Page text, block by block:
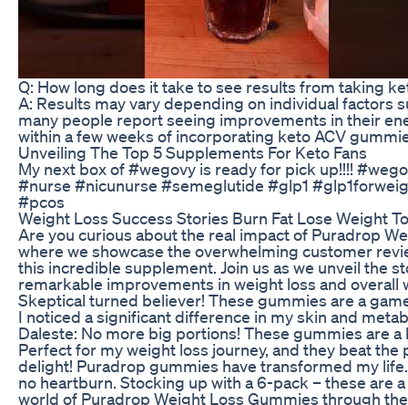
Q: How long does it take to see results from taking
A: Results may vary depending on individual factors
many people report seeing improvements in their
within a few weeks of incorporating keto ACV
Unveiling The Top 5 Supplements For Keto Fans
My next box of #wegovy is ready for pick up!!!!
#nurse #nicunurse #semeglutide #glp1
#pcos
Weight Loss Success Stories Burn Fat Lose Weight
Are you curious about the real impact of Puradrop
where we showcase the overwhelming customer
this incredible supplement. Join us as we unveil the
remarkable improvements in weight loss and overall
Skeptical turned believer! These gummies are a
I noticed a significant difference in my skin and
Daleste: No more big portions! These gummies are
Perfect for my weight loss journey, and they beat
delight! Puradrop gummies have transformed my
no heartburn. Stocking up with a 6-pack – these are
world of Puradrop Weight Loss Gummies through